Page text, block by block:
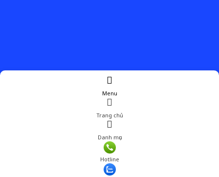
Menu
Trang chủ
Danh mục
Hotline